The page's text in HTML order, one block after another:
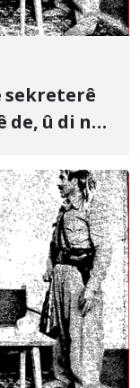
sekreterê
û di nav
be, û 12